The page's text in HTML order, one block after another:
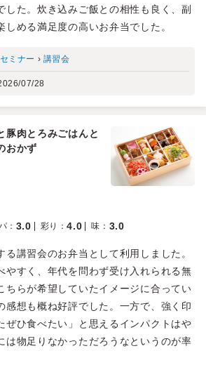
した。炊き込みご飯との相性も良く、副
しめる満足度の高いお弁当でした。
ミナー › 講習会
07/28
豚肉とろみごはんと
おかず
： 3.0 彩り ：4.0 味 ： 3.0
る講習会のお弁当として利用しました。
やすく、年代を問わず受け入れられる無
ちらが希望していたイメージに合ってい
感想も概ね好評でした。一方で、強く印
ぜひ食べたい」と思えるインパクトはや
は物足りなかっただろうなというのが率